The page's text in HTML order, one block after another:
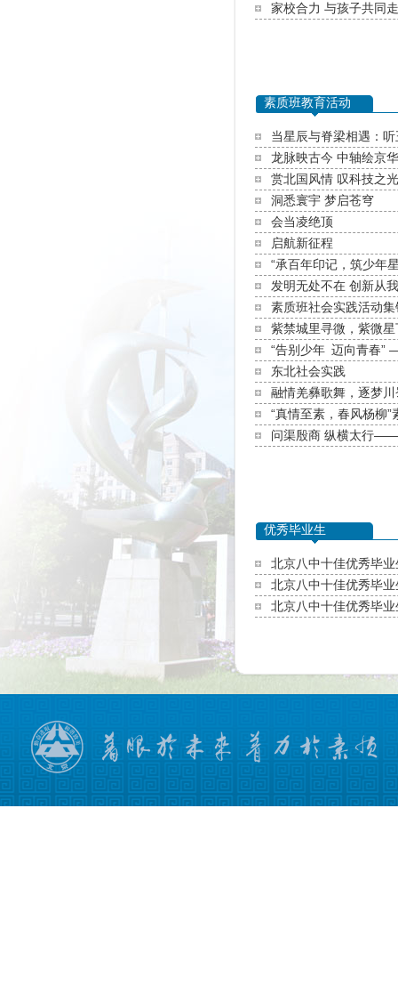
家校合力 与孩子共同
素质班教育活动
当星辰与脊梁相遇：
龙脉映古今 中轴绘京
赏北国风情 叹科技之光
洞悉寰宇 梦启苍穹
会当凌绝顶
启航新征程
“承百年印记，筑少年
发明无处不在 创新从
素质班社会实践活动集
紫禁城里寻微，紫微
“告别少年 迈向青春”
东北社会实践
融情羌彝歌舞，逐梦
“真情至素，春风杨柳
问渠殷商 纵横太行——
优秀毕业生
北京八中十佳优秀毕
北京八中十佳优秀毕
北京八中十佳优秀毕